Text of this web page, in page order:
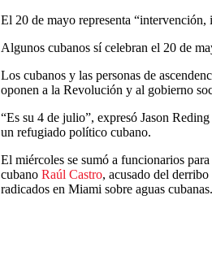
El 20 de mayo representa
Algunos cubanos sí celebran el 20 de
Los cubanos y las personas de
oponen a la Revolución y al gobierno
“Es su 4 de julio”, expresó Jason
un refugiado político cubano.
El miércoles se sumó a funcionarios
cubano Raúl Castro, acusado del
radicados en Miami sobre aguas cubanas.